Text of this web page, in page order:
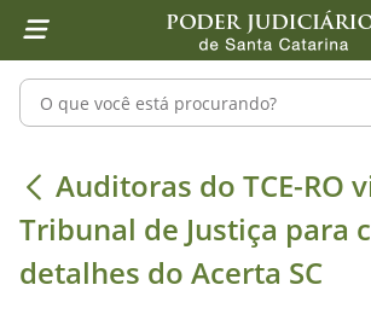
1 Ir para o conteúdo
2 Ir para a ferramenta de acessibilidade -
4 Ir para o menu principal
5 Ir para a pesquisa
6 Ir para o rodapé
7 Ir para a página inicial
Pesquisar no portal
Auditoras do TCE-RO
Auditoras do TCE-RO
Tribunal de Justiça para
detalhes do Acerta SC
+